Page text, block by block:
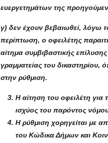
ευεργετημάτων της
γ) δεν έχουν βεβαιωθεί, λόγω
περίπτωση, ο οφειλέτης
αίτημα συμβιβαστικής
γραμματείας του δικαστηρίου,
στην ρύθμιση.
Η αίτηση του οφειλέτη
ισχύος του παρόντος
Η ρύθμιση χορηγείται με
του Κώδικα Δήμων και